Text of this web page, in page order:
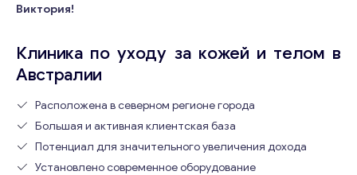
Виктория!
Клиника по уходу за кожей и телом в
Австралии
Расположена в северном регионе города
Большая и активная клиентская база
Потенциал для значительного увеличения дохода
Установлено современное оборудование